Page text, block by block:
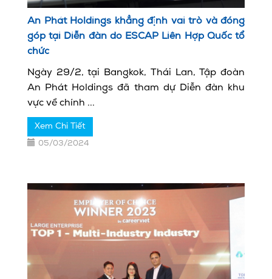
An Phát Holdings khẳng định vai trò và đóng
góp tại Diễn đàn do ESCAP Liên Hợp Quốc tổ
chức
Ngày 29/2, tại Bangkok, Thái Lan, Tập đoàn
An Phát Holdings đã tham dự Diễn đàn khu
vực về chính ...
Xem Chi Tiết
05/03/2024